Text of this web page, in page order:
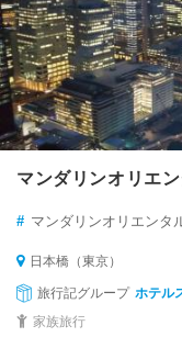
マンダリンオリエ
# マンダリンオリエンタ
日本橋（東京）
旅行記グループ ホテル
家族旅行